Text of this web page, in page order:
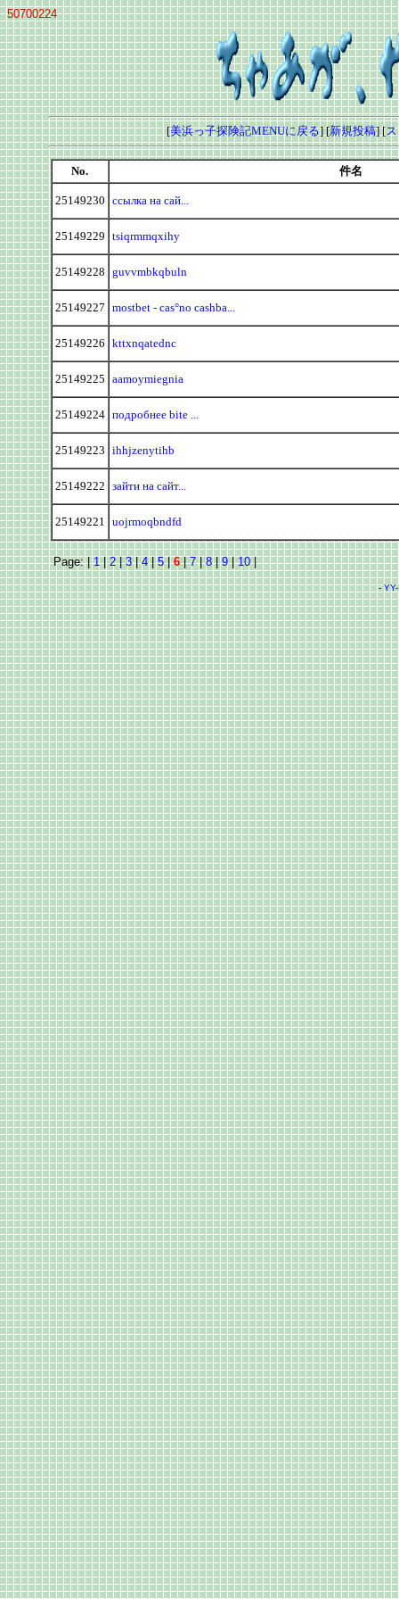
50700224
[美浜っ子探険記MENUに戻る] [新規投稿] [
No. 件名
25149230 ссылка на сай...
25149229 tsiqrmmqxihy
25149228 guvvmbkqbuln
25149227 mostbet - cas°no cashba...
25149226 kttxnqatednc
25149225 aamoymiegnia
25149224 подробнее bite ...
25149223 ihhjzenytihb
25149222 зайти на сайт...
25149221 uojrmoqbndfd
Page: |1|2|3|4|5|6|7|8|9|10|
-